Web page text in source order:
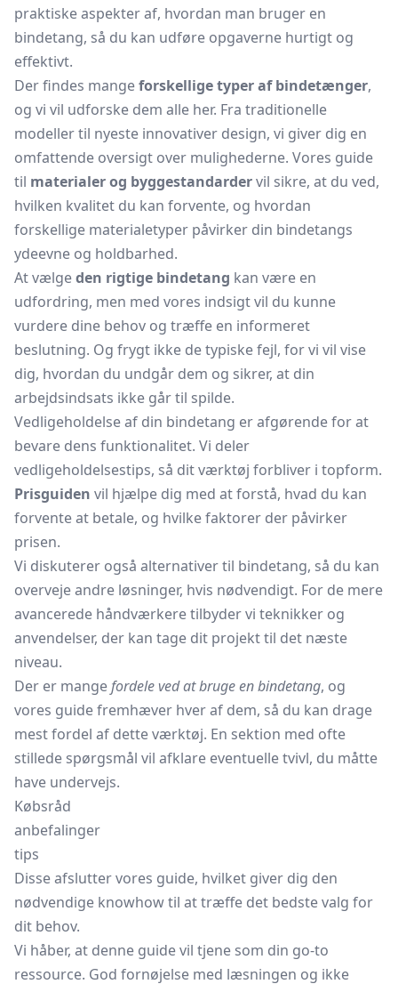
praktiske aspekter af, hvordan man bruger en
bindetang, så du kan udføre opgaverne hurtigt og
effektivt.
Der findes mangeforskellige typer af bindetænger,
og vi vil udforske dem alle her. Fra traditionelle
modeller til nyeste innovativer design, vi giver dig en
omfattende oversigt over mulighederne. Vores guide
til materialer og byggestandardervil sikre, at du ved,
hvilken kvalitet du kan forvente, og hvordan
forskellige materialetyper påvirker din bindetangs
ydeevne og holdbarhed.
At vælgeden rigtige bindetang kan være en
udfordring, men med vores indsigt vil du kunne
vurdere dine behov og træffe en informeret
beslutning. Og frygt ikke de typiske fejl, for vi vil vise
dig, hvordan du undgår dem og sikrer, at din
arbejdsindsats ikke går til spilde.
Vedligeholdelse af din bindetang er afgørende for at
bevare dens funktionalitet. Vi deler
vedligeholdelsestips, så dit værktøj forbliver i topform.
Prisguiden vil hjælpe dig med at forstå, hvad du kan
forvente at betale, og hvilke faktorer der påvirker
prisen.
Vi diskuterer også alternativer til bindetang, så du kan
overveje andre løsninger, hvis nødvendigt. For de mere
avancerede håndværkere tilbyder vi teknikker og
anvendelser, der kan tage dit projekt til det næste
niveau.
Der er mangefordele ved at bruge en bindetang, og
vores guide fremhæver hver af dem, så du kan drage
mest fordel af dette værktøj. En sektion med ofte
stillede spørgsmål vil afklare eventuelle tvivl, du måtte
have undervejs.
Købsråd
anbefalinger
tips
Disse afslutter vores guide, hvilket giver dig den
nødvendige knowhow til at træffe det bedste valg for
dit behov.
Vi håber, at denne guide vil tjene som din go-to
ressource. God fornøjelse med læsningen og ikke